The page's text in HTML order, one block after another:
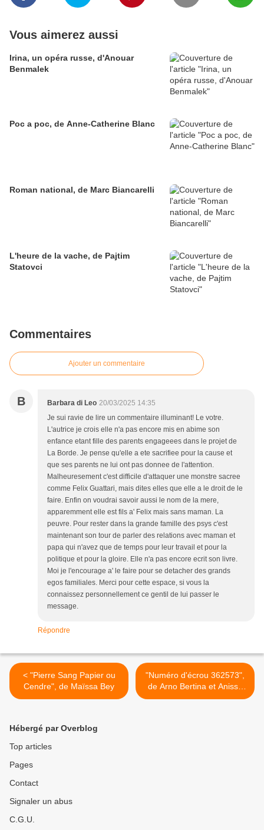
Vous aimerez aussi
Irina, un opéra russe, d'Anouar
Benmalek
Poc a poc, de Anne-Catherine Blanc
Roman national, de Marc Biancarelli
L'heure de la vache, de Pajtim
Statovci
Commentaires
Ajouter un commentaire
B Barbara di Leo 20/03/2025 14:35
Je sui ravie de lire un commentaire illuminant! Le votre.
L'autrice je crois elle n'a pas encore mis en abime son
enfance etant fille des parents engageees dans le projet de
La Borde. Je pense qu'elle a ete sacrifiee pour la cause et
que ses parents ne lui ont pas donnee de l'attention.
Malheuresement c'est difficile d'attaquer une monstre sacree
comme Felix Guattari, mais dites elles que elle a le droit de le
faire. Enfin on voudrai savoir aussi le nom de la mere,
apparemment elle est fils a' Felix mais sans maman. La
peuvre. Pour rester dans la grande famille des psys c'est
maintenant son tour de parler des relations avec maman et
papa qui n'avez que de temps pour leur travail et pour la
politique et pour la gloire. Elle n'a pas encore ecrit son livre.
Moi je l'encourage a' le faire pour se detacher des grands
egos familiales. Merci pour cette espace, si vous la
connaissez personnellement ce gentil de lui passer le
message.
Répondre
< "Pierre Sang Papier ou
Cendre", de Maïssa Bey
"Numéro d'écrou 362573",
de Arno Bertina et Anissa
Michalon >
Hébergé par Overblog
Top articles
Pages
Contact
Signaler un abus
C.G.U.